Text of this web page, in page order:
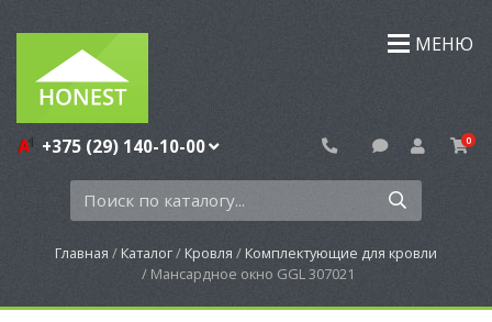
МЕНЮ
+375 (29) 140-10-00 0
Главная Каталог Кровля
Комплектующие для кровли
Мансардное окно GGL 307021